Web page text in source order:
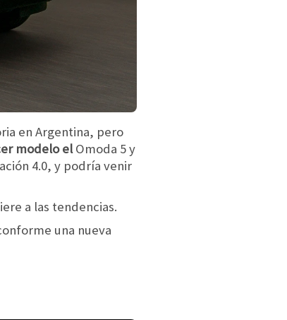
en Argentina, pero
modelo elOmoda 5 y
4.0, y podría venir
a las tendencias.
una nueva